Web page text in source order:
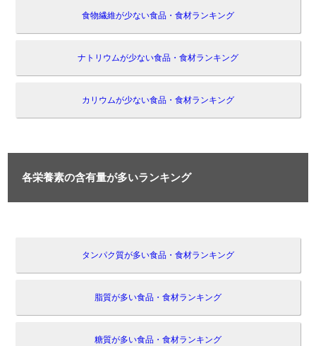
食物繊維が少ない食品・食材ランキング
ナトリウムが少ない食品・食材ランキング
カリウムが少ない食品・食材ランキング
各栄養素の含有量が多いランキング
タンパク質が多い食品・食材ランキング
脂質が多い食品・食材ランキング
糖質が多い食品・食材ランキング